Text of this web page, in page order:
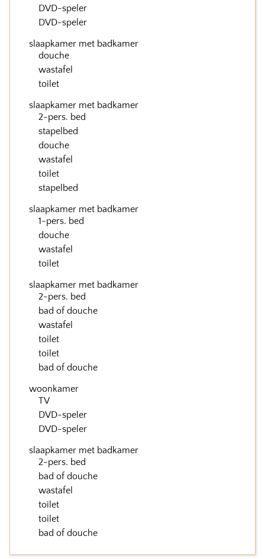
DVD-speler
DVD-speler
slaapkamer met badkamer
douche
wastafel
toilet
slaapkamer met badkamer
2-pers. bed
stapelbed
douche
wastafel
toilet
stapelbed
slaapkamer met badkamer
1-pers. bed
douche
wastafel
toilet
slaapkamer met badkamer
2-pers. bed
bad of douche
wastafel
toilet
toilet
bad of douche
woonkamer
TV
DVD-speler
DVD-speler
slaapkamer met badkamer
2-pers. bed
bad of douche
wastafel
toilet
toilet
bad of douche